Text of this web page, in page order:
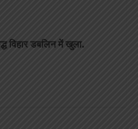
विहार डबलिन में खुला.